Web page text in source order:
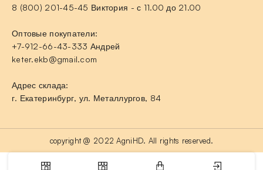
8 (800) 201-45-45 Виктория - с 11.00 до 21.00
Оптовые покупатели:
+7-912-66-43-333 Андрей
keter.ekb@gmail.com
Адрес склада:
г. Екатеринбург, ул. Металлургов, 84
copyright @ 2022 AgniHD. All rights reserved.